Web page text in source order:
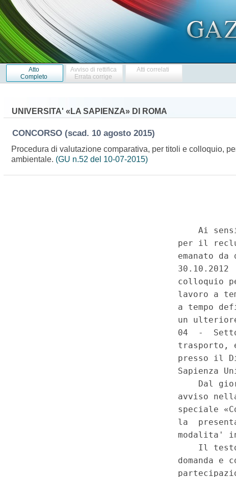
Atto
Completo
Avviso di rettifica
Errata corrige
Atti correlati
UNIVERSITA' «LA SAPIENZA» DI ROMA
CONCORSO (scad. 10 agosto 2015)
Procedura di valutazione comparativa, per titoli e colloquio,
ambientale. (GU n.52 del 10-07-2015)